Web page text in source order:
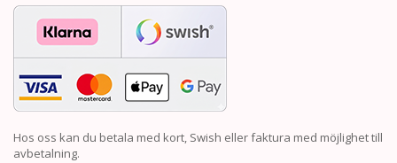
Hos oss kan du betala med kort, Swish eller faktura med möjlighet till
avbetalning.